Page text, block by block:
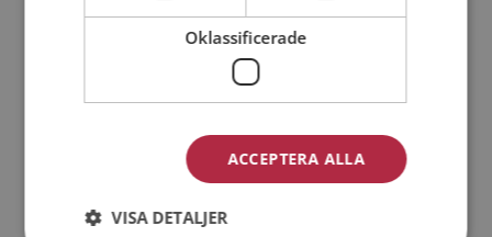
Min ålder:
Oklassificerade
ACCEPTERA ALLA
VISA DETALJER